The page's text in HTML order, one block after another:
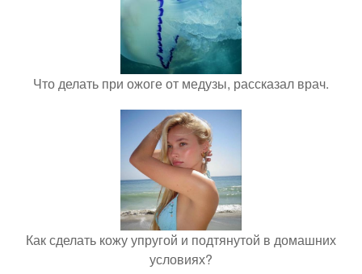
Что делать при ожоге от медузы, рассказал врач.
Как сделать кожу упругой и подтянутой в домашних
условиях?